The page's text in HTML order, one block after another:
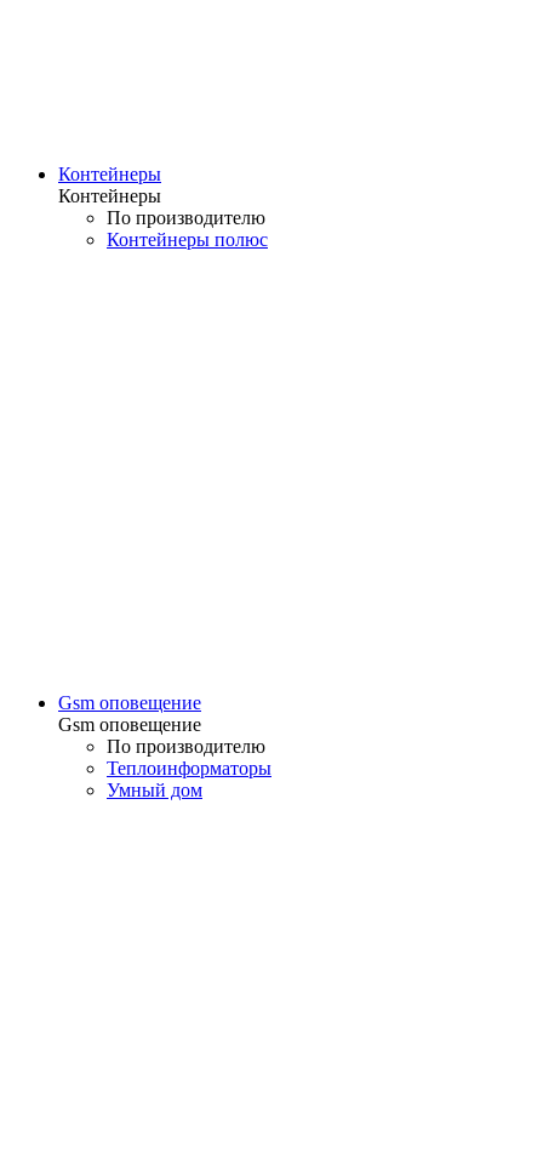
Контейнеры
Контейнеры
По производителю
Контейнеры полюс
Gsm оповещение
Gsm оповещение
По производителю
Теплоинформаторы
Умный дом